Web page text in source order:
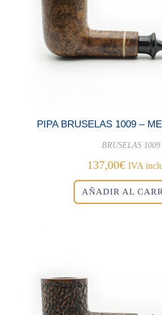
PIPA BRUSELAS 1009 –
BRUSELAS 1009
137,00€ IVA
AÑADIR AL